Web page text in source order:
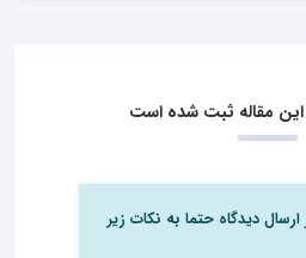
ارسال دیدگاه حتما به نکات زیر